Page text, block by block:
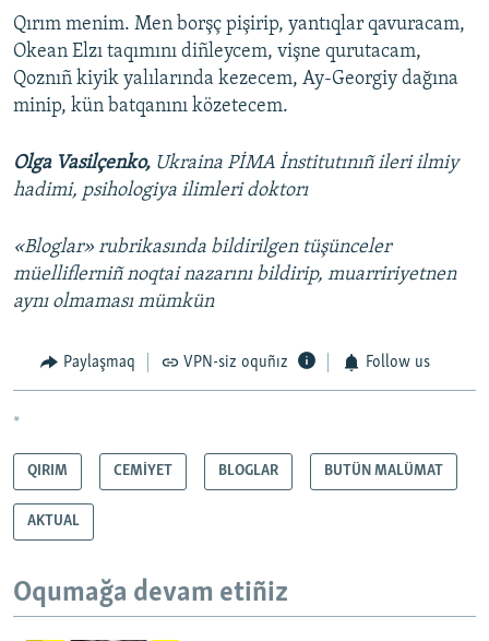
Qırım menim. Men borşç pişirip, yantıqlar qavuracam,
Okean Elzı taqımını diñleycem, vişne qurutacam,
Qoznıñ kiyik yalılarında kezecem, Ay-Georgiy dağına
minip, kün batqanını közetecem.
Olga Vasilçenko, Ukraina PİMA İnstitutınıñ ileri ilmiy
hadimi, psihologiya ilimleri doktorı
«Bloglar» rubrikasında bildirilgen tüşünceler
müelliflerniñ noqtai nazarını bildirip, muarririyetnen
aynı olmaması mümkün
Paylaşmaq VPN-siz oquñız Follow us
*
QIRIM CEMİYET BLOGLAR BUTÜN MALÜMAT
AKTUAL
Oqumağa devam etiñiz